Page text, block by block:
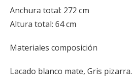
Anchura total: 272 cm
Altura total: 64 cm
Materiales composición
Lacado blanco mate, Gris pizarra.